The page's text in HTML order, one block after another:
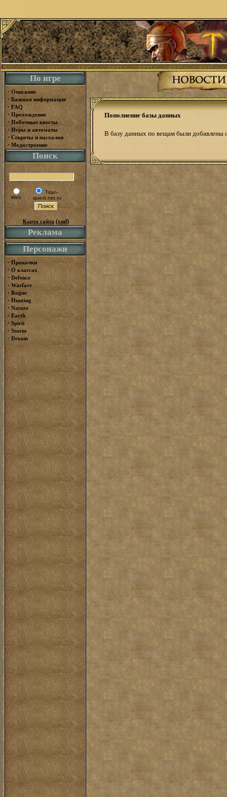
По игре
· Описание
· Базовая информация
· FAQ
· Прохождение
· Побочные квесты
· Игры и автоматы
· Секреты и пасхалки
· Модостроение
Поиск
Web
Titan-
quest.net.ru
Карта сайта (xml)
Реклама
Персонажи
·Прокачки
·О классах
·Defence
· Warfare
·Rogue
· Hunting
·Nature
·Earth
·Spirit
· Storm
·Dream
Пополнение базы данных
В базу данных по вещам были добавлены